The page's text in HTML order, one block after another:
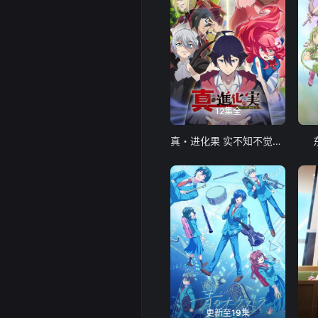
12集全
真・进化果 实不知不觉踏上胜利的人生
更新至19集